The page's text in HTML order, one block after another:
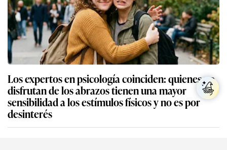
Los expertos en psicología coinciden: quienes no
disfrutan de los abrazos tienen una mayor
sensibilidad a los estímulos físicos y no es por
desinterés